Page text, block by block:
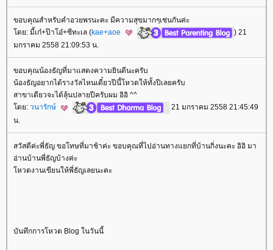
ขอบคุณสำหรับคำอวยพรนะคะ มีความสุขมากๆเช่นกันค่ะ
ดย: มี้เก๋+ป๊าโอ๋+ซีทะเล (kae+aoe
) 21
มกราคม 2558 21:09:53 น.
ขอบคุณน้องธัญที่มาแสดงความยินดีนะครับ
น้องธัญอยากได้รางวัลไหนเดี๋ยวปีนี้โหวตให้ทั้งปีเลยครับ
สาขาเดียวจะได้ลุ้นปลายปีครับผม อิอิ ^^
ดย: วนารักษ์
21 มกราคม 2558 21:45:49
น.
สวัสดีค่ะพี่ธัญ ขอโทษที่มาช้าค่ะ ขอบคุณที่ไปอ่านทางแยกที่บ้านกิ่งนะคะ อิอิ มา
อ่านบ้านพี่ธัญบ้างค่ะ
หวตงานเขียนให้พี่ธัญเลยนะคะ
บันทึกการโหวต Blog ในวันนี้